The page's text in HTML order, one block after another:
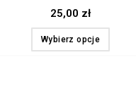
25,00 zł
Wybierz opcje